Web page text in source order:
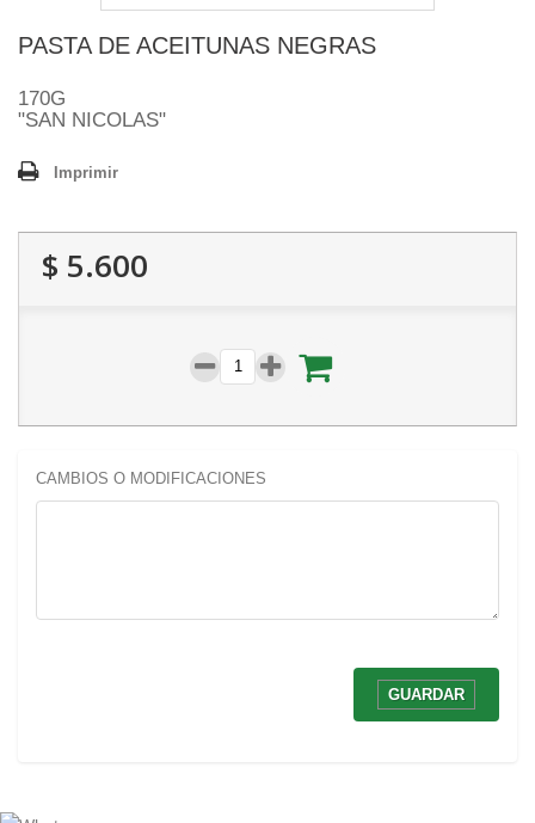
PASTA DE ACEITUNAS NEGRAS
170G
"SAN NICOLAS"
Imprimir
$ 5.600
CAMBIOS O MODIFICACIONES
GUARDAR